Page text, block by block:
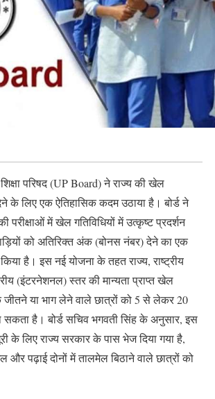
परिषद (UP Board) ने राज्य की खेल
के लिए एक ऐतिहासिक कदम उठाया है। बोर्ड ने
परीक्षाओं में खेल गतिविधियों में उत्कृष्ट प्रदर्शन
को अतिरिक्त अंक (बोनस नंबर) देने का एक
है। इस नई योजना के तहत राज्य, राष्ट्रीय
(इंटरनेशनल) स्तर की मान्यता प्राप्त खेल
जीतने या भाग लेने वाले छात्रों को 5 से लेकर 20
है। बोर्ड सचिव भगवती सिंह के अनुसार, इस
के लिए राज्य सरकार के पास भेज दिया गया है,
और पढ़ाई दोनों में तालमेल बिठाने वाले छात्रों को